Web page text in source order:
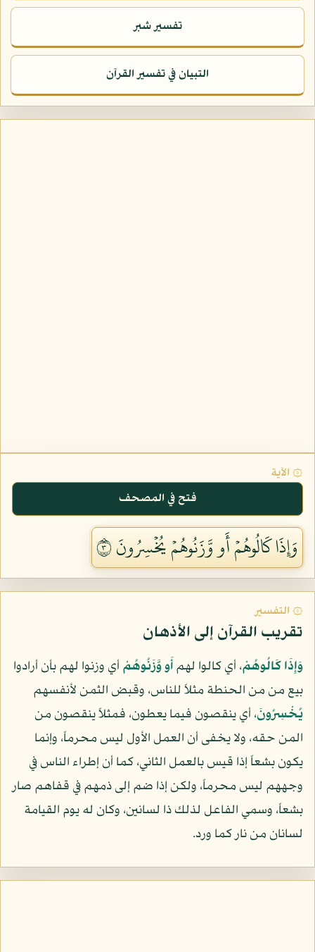
تفسير شبر
التبيان في تفسير القرآن
۞ الآية
فتح في المصحف
وَإِذَا كَالُوهُمۡ أَو وَّزَنُوهُمۡ يُخۡسِرُونَ ٣
۞ التفسير
تقريب القرآن إلى الأذهان
وَإِذَا كَالُوهُمْ، أي كالوا لهمأَو وَّزَنُوهُمْأي وزنوا لهم بأن أرادوا
بيع من من الحنطة مثلاً للناس، وقبض الثمن لأنفسهم
يُخْسِرُونَ، أي ينقصون فيما يعطون، فمثلاً ينقصون من
المن حقه، ولا يخفى أن العمل الأول ليس محرماً، وإنما
يكون بشعاً إذا قيس بالعمل الثاني، كما أن إطراء الناس في
وجههم ليس محرماً، ولكن إذا ضم إلى ذمهم في قفاهم صار
بشعاً، وسمي الفاعل لذلك ذا لسانين، وكان له يوم القيامة
لسانان من نار كما ورد.